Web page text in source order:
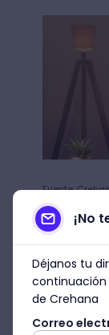
Fuente:
3.
Como
aceleró
¡No
Déjanos tu
continuación
de Crehana
Correo